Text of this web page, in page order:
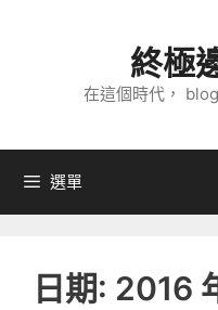
內
終極
在這個時代，
選單
日期: 2016